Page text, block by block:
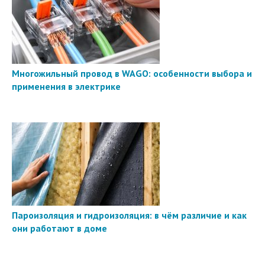
Многожильный провод в WAGO: особенности выбора и
применения в электрике
Пароизоляция и гидроизоляция: в чём различие и как
они работают в доме